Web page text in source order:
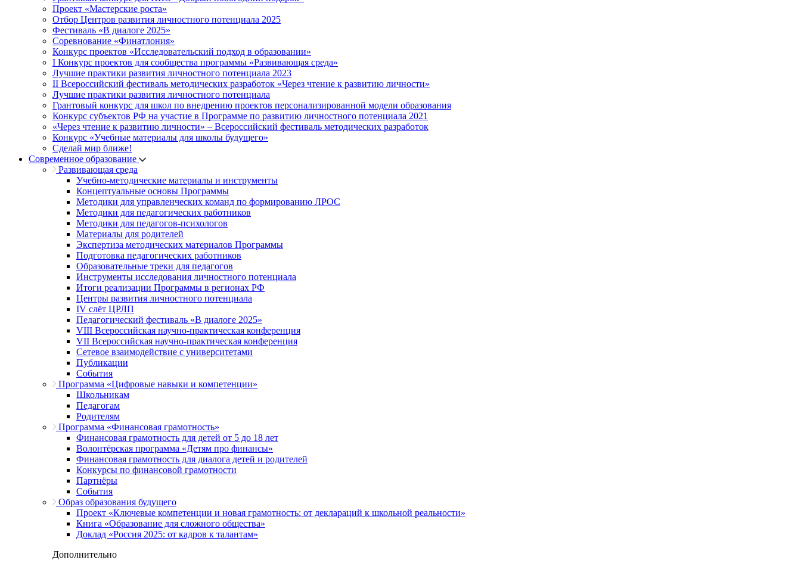
Проект «Мастерские роста»
Отбор Центров развития личностного потенциала 2025
Фестиваль «В диалоге 2025»
Соревнование «Финатлония»
Конкурс проектов «Исследовательский подход в образовании»
I Конкурс проектов для сообщества программы «Развивающая среда»
Лучшие практики развития личностного потенциала 2023
II Всероссийский фестиваль методических разработок «Через чтение к развитию личности»
Лучшие практики развития личностного потенциала
Грантовый конкурс для школ по внедрению проектов персонализированной модели образования
Конкурс субъектов РФ на участие в Программе по развитию личностного потенциала 2021
«Через чтение к развитию личности» – Всероссийский фестиваль методических разработок
Конкурс «Учебные материалы для школы будущего»
Сделай мир ближе!
Современное образование
Развивающая среда
Учебно-методические материалы и инструменты
Концептуальные основы Программы
Методики для управленческих команд по формированию ЛРОС
Методики для педагогических работников
Методики для педагогов-психологов
Материалы для родителей
Экспертиза методических материалов Программы
Подготовка педагогических работников
Образовательные треки для педагогов
Инструменты исследования личностного потенциала
Итоги реализации Программы в регионах РФ
Центры развития личностного потенциала
IV слёт ЦРЛП
Педагогический фестиваль «В диалоге 2025»
VIII Всероссийская научно-практическая конференция
VII Всероссийская научно-практическая конференция
Сетевое взаимодействие с университетами
Публикации
События
Программа «Цифровые навыки и компетенции»
Школьникам
Педагогам
Родителям
Программа «Финансовая грамотность»
Финансовая грамотность для детей от 5 до 18 лет
Волонтёрская программа «Детям про финансы»
Финансовая грамотность для диалога детей и родителей
Конкурсы по финансовой грамотности
Партнёры
События
Образ образования будущего
Проект «Ключевые компетенции и новая грамотность: от деклараций к школьной реальности»
Книга «Образование для сложного общества»
Доклад «Россия 2025: от кадров к талантам»
Дополнительно